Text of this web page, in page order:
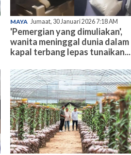
MAYA Jumaat, 30 Januari 2026 7:18 AM
'Pemergian yang dimuliakan',
wanita meninggal dunia dalam
kapal terbang lepas tunaikan...